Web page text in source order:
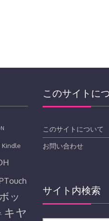
Kindle
ッ
キヤ
このサイトに
このサイトについて
お問い合わせ
サイト内検索